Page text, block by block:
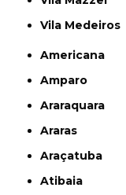
Vila Medeiros
Americana
Amparo
Araraquara
Araras
Araçatuba
Atibaia